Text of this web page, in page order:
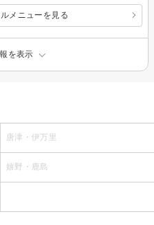
メニューを見る
を表示
唐津・伊万里
嬉野・鹿島